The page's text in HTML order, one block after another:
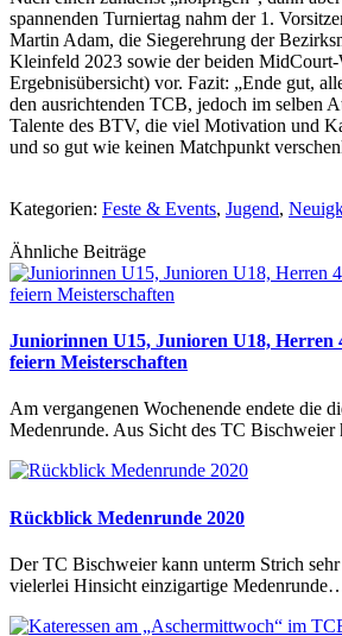
spannenden Turniertag nahm der 1.
Martin Adam, die Siegerehrung der
Kleinfeld 2023 sowie der beiden MidCourt-
Ergebnisübersicht) vor. Fazit: „Ende gut,
den ausrichtenden TCB, jedoch im selben
Talente des BTV, die viel Motivation und
und so gut wie keinen Matchpunkt
Kategorien: Feste & Events, Jugend,
Ähnliche Beiträge
Juniorinnen U15, Junioren U18, Herren
feiern Meisterschaften
Am vergangenen Wochenende endete die
Medenrunde. Aus Sicht des TC
Rückblick Medenrunde 2020
Der TC Bischweier kann unterm Strich
vielerlei Hinsicht einzigartige